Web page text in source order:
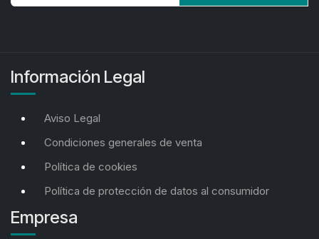
Información Legal
Aviso Legal
Condiciones generales de venta
Política de cookies
Política de protección de datos al consumidor
Empresa